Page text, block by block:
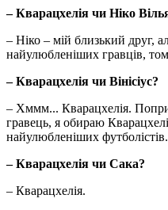
– Кварацхелія чи Ніко
– Ніко – мій близький друг,
найулюбленіших гравців,
– Кварацхелія чи Вінісіус?
– Хммм... Кварацхелія.
гравець, я обираю
найулюбленіших футболістів.
– Кварацхелія чи Сака?
– Кварацхелія.